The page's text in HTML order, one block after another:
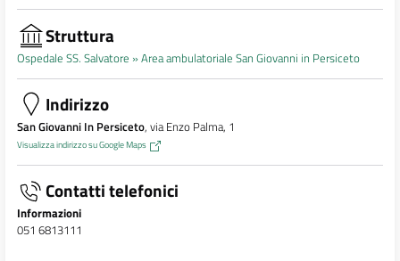
Struttura
Ospedale SS. Salvatore »Area ambulatoriale San Giovanni in Persiceto
Indirizzo
San Giovanni In Persiceto, via Enzo Palma, 1
Visualizza indirizzo su Google Maps
Contatti telefonici
Informazioni
051 6813111